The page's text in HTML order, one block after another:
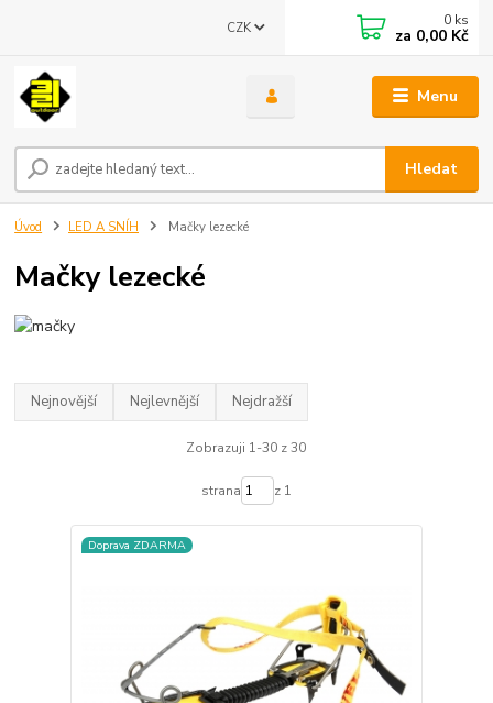
Menu
CZK
Hledat
0 ks
za 0,00 Kč
Úvod LED A SNÍH Mačky lezecké
Mačky lezecké
Nejnovější Nejlevnější Nejdražší
Zobrazuji 1-30 z 30
strana z 1
Doprava ZDARMA